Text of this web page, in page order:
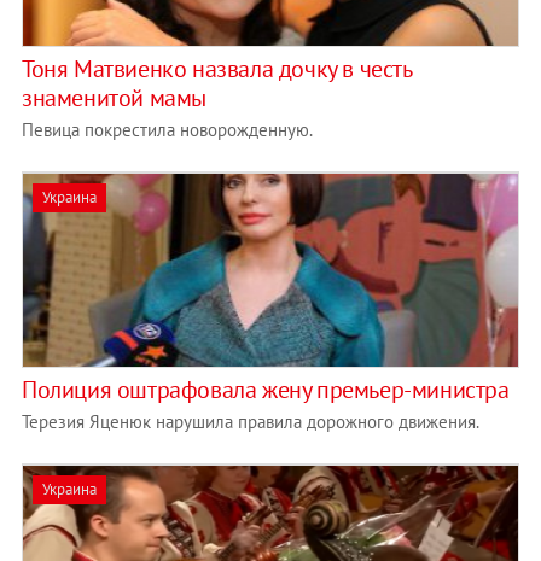
Тоня Матвиенко назвала дочку в честь
знаменитой мамы
Певица покрестила новорожденную.
Украина
Полиция оштрафовала жену премьер-министра
Терезия Яценюк нарушила правила дорожного движения.
Украина